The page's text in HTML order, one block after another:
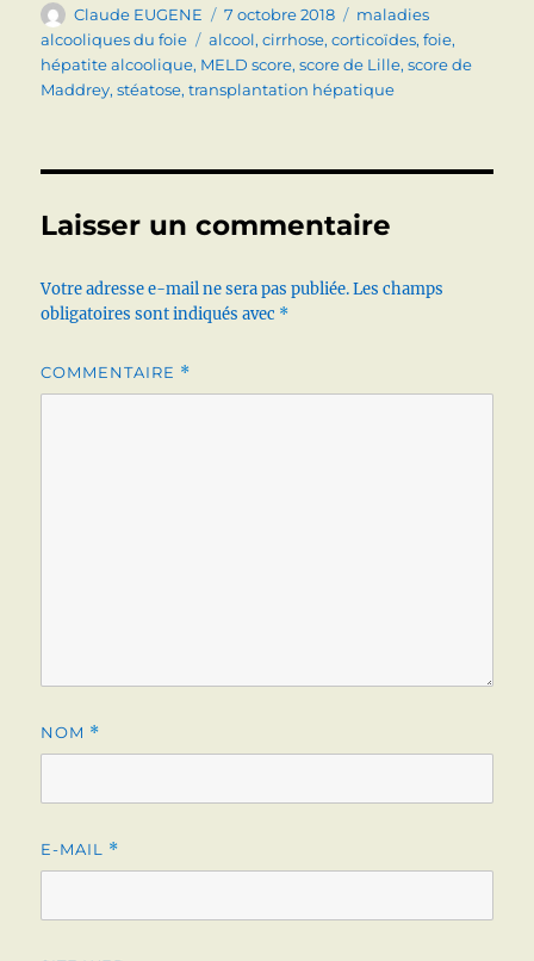
Auteur
Claude EUGENE
Publié
le
7 octobre 2018 Catégories
maladies
alcooliques du foie
Étiquettes
alcool,cirrhose,corticoïdes,foie,
hépatite alcoolique, MELD score,score de Lille,score de
Maddrey,stéatose,transplantation hépatique
Laisser un commentaire
Votre adresse e-mail ne sera pas publiée. Les champs
obligatoires sont indiqués avec *
COMMENTAIRE *
NOM *
E-MAIL *